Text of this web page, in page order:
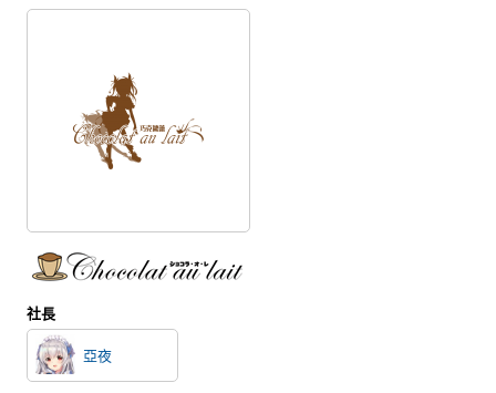
會員功能選單
註冊會員
登入
社長
亞夜